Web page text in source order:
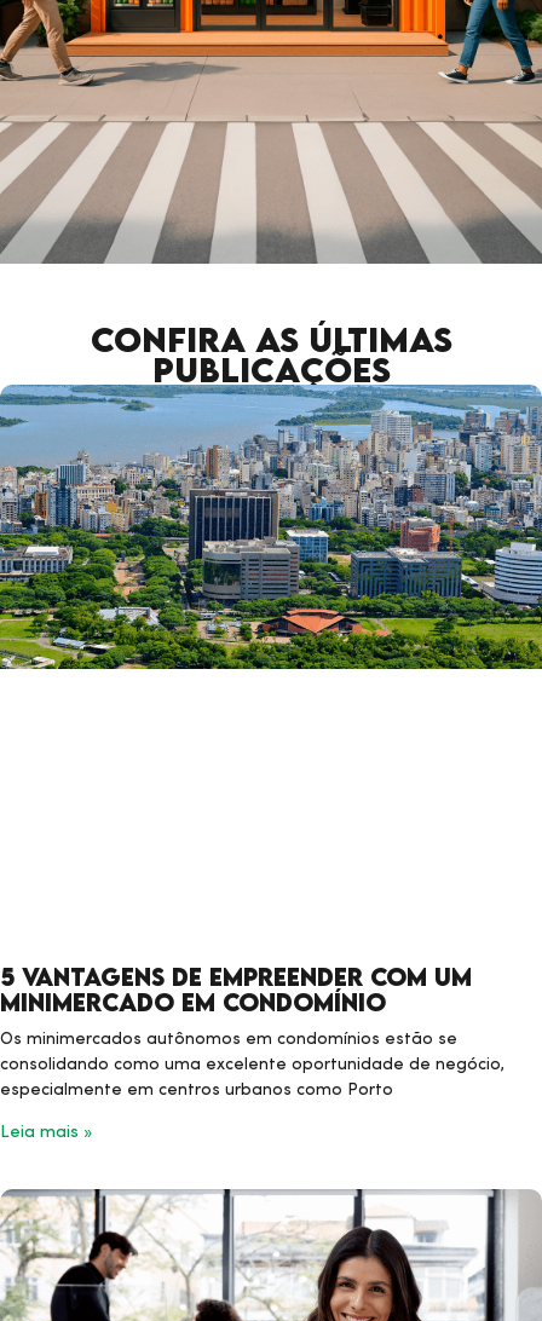
Confira as últimas
publicações
5 vantagens de empreender com um
minimercado em condomínio
Os minimercados autônomos em condomínios estão se
consolidando como uma excelente oportunidade de negócio,
especialmente em centros urbanos como Porto
Leia mais »